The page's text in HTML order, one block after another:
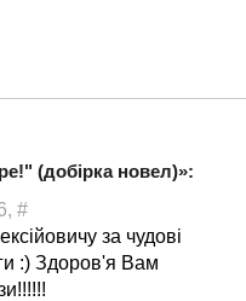
(добірка новел)»:
#
за чудові
:) Здоров'я Вам